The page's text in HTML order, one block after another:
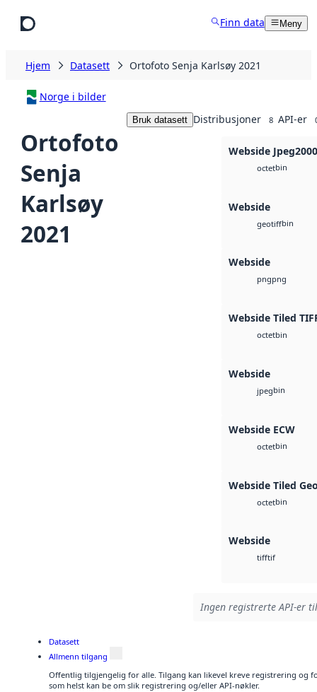
Finn data Meny
Hjem Datasett Ortofoto Senja Karlsøy 2021
Norge i bilder
Ortofoto
Senja
Karlsøy
2021
Bruk datasett Distribusjoner 8 API-er
Webside Jpeg2000
octetbin
Webside
geotiffbin
Webside
pngpng
Webside Tiled
octetbin
Webside
jpegbin
Webside ECW
octetbin
Webside Tiled
octetbin
Webside
tifftif
Ingen registrerte API-er
Datasett
Allmenn tilgang
Offentlig tilgjengelig for alle. Tilgang kan likevel kreve registrering og
som helst kan be om slik registrering og/eller API-nøkler.